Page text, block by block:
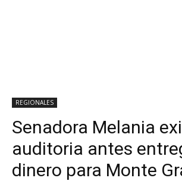
REGIONALES
Senadora Melania
auditoria antes
dinero para Monte